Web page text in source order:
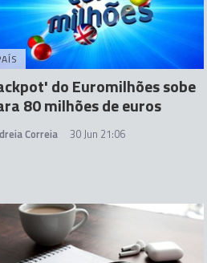
do Euromilhões sobe
80 milhões de euros
Correia 30 Jun 21:06